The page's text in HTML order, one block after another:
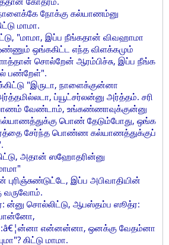
நாளைக்கே நோக்கு கல்யாணம்னு
மாமா.
"மாமா, இப்ப நீங்கதான் விவஹாமா
ஒங்ககிட்ட எந்த விளக்கமும்
சொல்றேன் ஆரம்பிச்சு, இப்ப நீங்க
பண்றேள்".
"இருடா, நாளைக்குன்னா
ப்யூட்சர்லன்னு அர்த்தம். சரி
வேண்டாம், உங்கண்ணாவுக்குன்னு
பொண் தேடும்போது, ஒங்க
சேர்ந்த பொண்ண கல்யாணத்துக்குப்
அதான் ஸஹோதரின்னு
புரிஞ்சுண்டுட்டே, இப்ப அபிவாதியின்
வருவோம்.
ன்னு சொல்லிட்டு, ஆபஸ்தம்ப ஸூத்ர:
என்னன்னா, ஒனக்கு வேதம்னா
கிட்டு மாமா.